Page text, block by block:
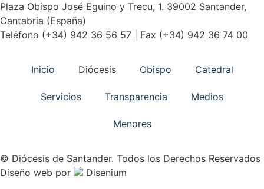
Plaza Obispo José Eguino y Trecu, 1. 39002 Santander,
Cantabria (España)
Teléfono (+34) 942 36 56 57 | Fax (+34) 942 36 74 00
Inicio Diócesis Obispo Catedral
Servicios Transparencia Medios
Menores
© Diócesis de Santander. Todos los Derechos Reservados
Diseño web por Disenium